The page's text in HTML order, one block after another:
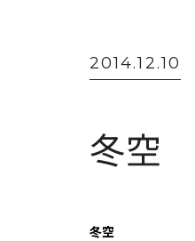
2014.12.10
冬空
冬空